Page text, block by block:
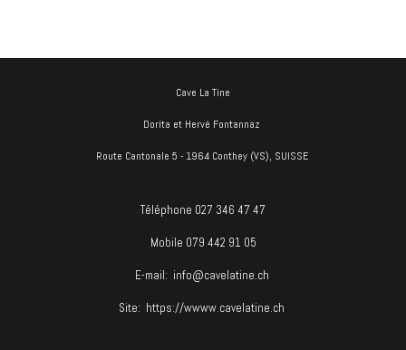
Cave La Tine
Dorita et Hervé Fontannaz
Route Cantonale 5 - 1964 Conthey (VS), SUISSE
Téléphone 027 346 47 47
Mobile 079 442 91 05
E-mail: info@cavelatine.ch
Site: https://wwww.cavelatine.ch